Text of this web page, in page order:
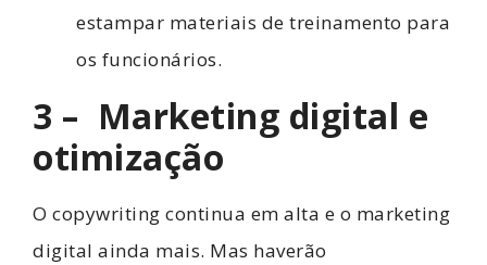
estampar materiais de treinamento para
os funcionários.
3 – Marketing digital e
otimização
O copywriting continua em alta e o marketing
digital ainda mais. Mas haverão